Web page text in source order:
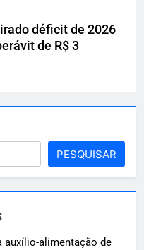
déficit de 2026
de R$ 3
PESQUISAR
auxílio-alimentação de